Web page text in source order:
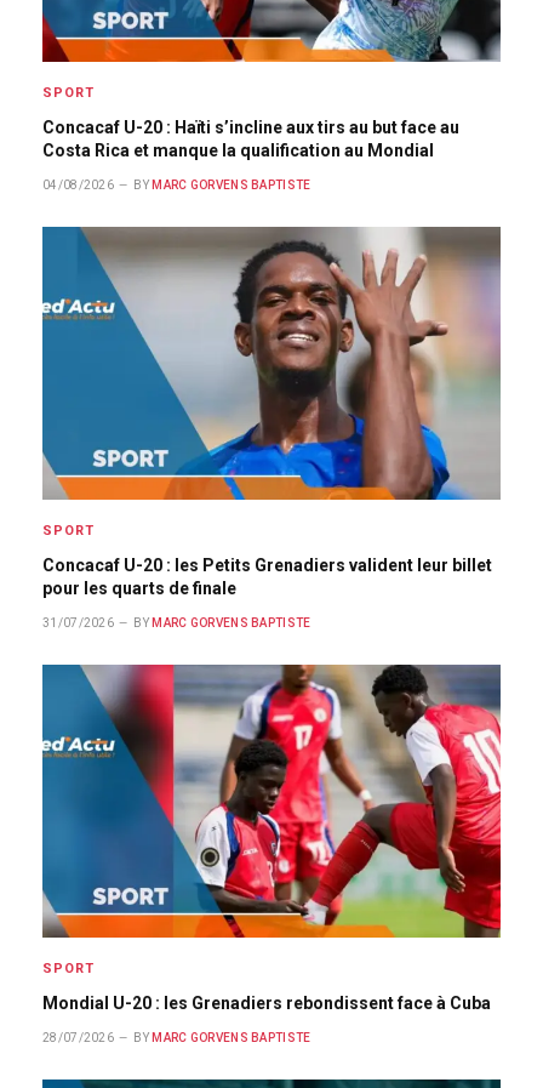
SPORT
Concacaf U-20 : Haïti s’incline aux tirs au but face au
Costa Rica et manque la qualification au Mondial
04/08/2026 BY MARC GORVENS BAPTISTE
SPORT
Concacaf U-20 : les Petits Grenadiers valident leur billet
pour les quarts de finale
31/07/2026 BY MARC GORVENS BAPTISTE
SPORT
Mondial U-20 : les Grenadiers rebondissent face à Cuba
28/07/2026 BY MARC GORVENS BAPTISTE